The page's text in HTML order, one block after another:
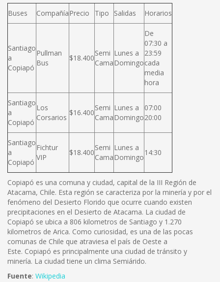
Buses CompañíaPrecio Tipo Salidas Horarios
Santiago
a
Copiapó
Pullman
Bus
$18.400
Semi
Cama
Lunes a
Domingo
De
07:30 a
23:59
cada
media
hora
Santiago
a
Copiapó
Los
Corsarios
$16.400
Semi
Cama
Lunes a
Domingo
07:00
20:00
Santiago
a
Copiapó
Fichtur
VIP
$18.400
Semi
Cama
Lunes a
Domingo
14:30
Copiapó es una comuna y ciudad, capital de la III Región de
Atacama, Chile. Esta región se caracteriza por la minería y por el
fenómeno del Desierto Florido que ocurre cuando existen
precipitaciones en el Desierto de Atacama. La ciudad de
Copiapó se ubica a 806 kilometros de Santiago y 1.270
kilometros de Arica. Como curiosidad, es una de las pocas
comunas de Chile que atraviesa el país de Oeste a
Este. Copiapó es principalmente una ciudad de tránsito y
minería. La ciudad tiene un clima Semiárido.
Fuente: Wikipedia